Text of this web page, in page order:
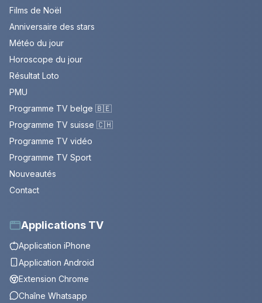
Films de Noël
Anniversaire des stars
Météo du jour
Horoscope du jour
Résultat Loto
PMU
Programme TV belge 🇧🇪
Programme TV suisse 🇨🇭
Programme TV vidéo
Programme TV Sport
Nouveautés
Contact
Applications TV
Application iPhone
Application Android
Extension Chrome
Chaîne Whatsapp